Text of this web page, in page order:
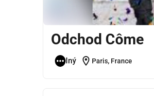
Odchod Côme
Iný location_on Paris, France